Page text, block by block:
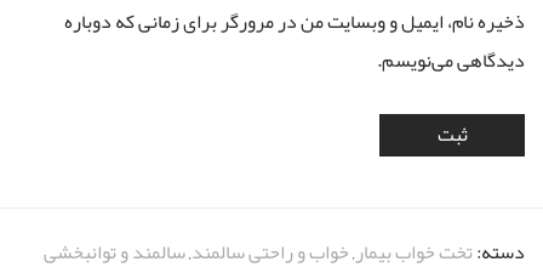
ذخیره نام، ایمیل و وبسایت من در مرورگر برای زمانی که دوباره
دیدگاهی می‌نویسم.
دسته:تخت خواب بیمار,خواب و راحتی سالمند,سالمند و توانبخشی